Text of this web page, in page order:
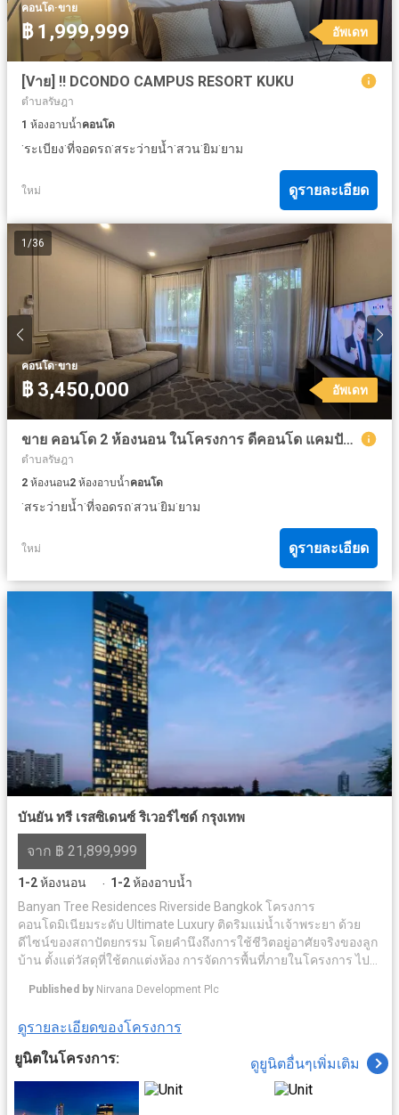
คอนโด·ขาย
฿ 1,999,999 อัพเดท
[Vาย] ‼️ DCONDO CAMPUS RESORT KUKU
ตำบลรัษฎา
1 ห้องอาบน้ำคอนโด
·ระเบียง·ที่จอดรถ·สระว่ายน้ำ·สวน·ยิม·ยาม
ใหม่ ดูรายละเอียด
1 /36
คอนโด·ขาย
฿ 3,450,000 อัพเดท
ขาย คอนโด 2 ห้องนอน ในโครงการ ดีคอนโด แคมปัส รีสอร์ท กู้กู ภูเก็ต
ตำบลรัษฎา
2 ห้องนอน2 ห้องอาบน้ำคอนโด
·สระว่ายน้ำ·ที่จอดรถ·สวน·ยิม·ยาม
ใหม่ ดูรายละเอียด
บันยัน ทรี เรสซิเดนซ์ ริเวอร์ไซด์ กรุงเทพ
จาก ฿ 21,899,999
1-2ห้องนอน · 1-2ห้องอาบน้ำ
Banyan Tree Residences Riverside Bangkok โครงการ
คอนโดมิเนียมระดับ Ultimate Luxury ติดริมแม่น้ำเจ้าพระยา ด้วย
ดีไซน์ของสถาปัตยกรรม โดยคำนึงถึงการใช้ชีวิตอยู่อาศัยจริงของลูก
บ้าน ตั้งแต่วัสดุที่ใช้ตกแต่งห้อง การจัดการพื้นที่ภายในโครงการ ไป
เก่าอันเงียบสงบ ภายใต้แนวคิด The Sanctuary for your Soul แต่
ค้า และธุรกิจสิ่งอำนวยความสะดวกครบครัน อาทิ ระบบรักษาความ
ปลอดภัย มีคลับเฮ้าส์ ฟิตเนส สระว่ายน้ำ เดินทางสะดวกด้วยใกล้
รถไฟฟ้า สถานนีสะพานตากสิน สะดวกสบายใกล้สถาที่สำคัญ ยกยอ
มารีน่า, วัดทองนพคุณ, รพ.ตากสิน ฯลฯ
Published by Nirvana Development Plc
ดูรายละเอียดของโครงการ
ยูนิตในโครงการ:
ดูยูนิตอื่นๆเพิ่มเติม